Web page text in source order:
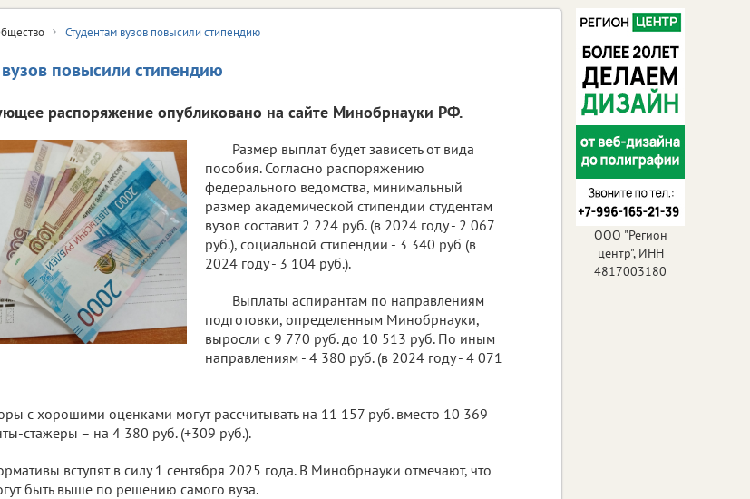
Студентам вузов повысили стипендию
повысили стипендию
распоряжение опубликовано на сайте Минобрнауки РФ.
Размер выплат будет зависеть от вида
пособия. Согласно распоряжению
федерального ведомства, минимальный
размер академической стипендии студентам
вузов составит 2 224 руб. (в 2024 году - 2 067
руб.), социальной стипендии - 3 340 руб (в
2024 году - 3 104 руб.).
Выплаты аспирантам по направлениям
подготовки, определенным Минобрнауки,
выросли с 9 770 руб. до 10 513 руб. По иным
направлениям - 4 380 руб. (в 2024 году - 4 071
с хорошими оценками могут рассчитывать на 11 157 руб. вместо 10 369
стажеры – на 4 380 руб. (+309 руб.).
вступят в силу 1 сентября 2025 года. В Минобрнауки отмечают, что
быть выше по решению самого вуза.
ООО "Регион
центр", ИНН
4817003180